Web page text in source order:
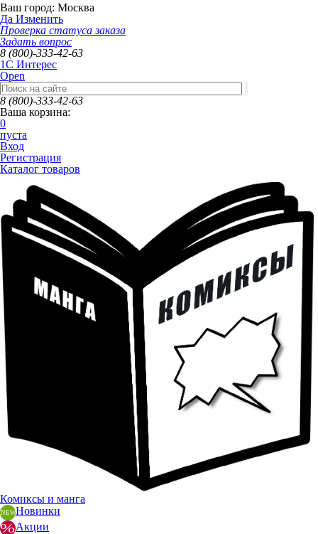
Ваш город: Москва
Да Изменить
Проверка статуса заказа
Задать вопрос
8 (800)-333-42-63
1C Интерес
Open
8 (800)-333-42-63
Ваша корзина:
0
пуста
Вход
Регистрация
Каталог товаров
Комиксы и манга
Новинки
Акции